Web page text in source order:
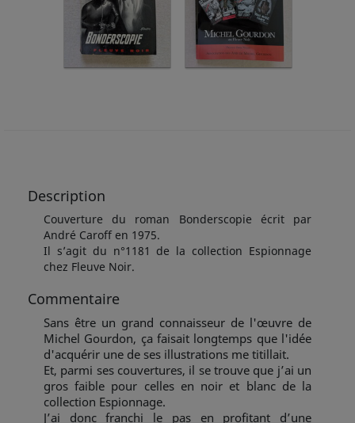
Description
Couverture du roman Bonderscopie écrit par
André Caroff en 1975.
Il s’agit du n°1181 de la collection Espionnage
chez Fleuve Noir.
Commentaire
Sans être un grand connaisseur de l'œuvre de
Michel Gourdon, ça faisait longtemps que l'idée
d'acquérir une de ses illustrations me titillait.
Et, parmi ses couvertures, il se trouve que j’ai un
gros faible pour celles en noir et blanc de la
collection Espionnage.
J’ai donc franchi le pas en profitant d’une